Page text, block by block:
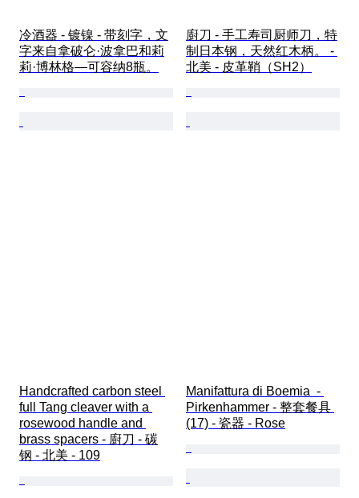
冷酒器 - 镀镍 - 带刻字，文
字来自拿破仑·波拿巴和莉
莉·博林格—可容纳8瓶。
廚刀 - 手工寿司厨师刀，特
制日本钢，天然红木柄。 -
北美 - 皮革鞘（SH2）
Handcrafted carbon steel
full Tang cleaver with a
rosewood handle and
brass spacers - 廚刀 - 碳
钢 - 北美 - 109
Manifattura di Boemia  -
Pirkenhammer - 整套餐具
(17) - 瓷器 - Rose